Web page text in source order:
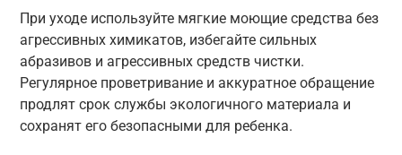
При уходе используйте мягкие моющие средства без
агрессивных химикатов, избегайте сильных
абразивов и агрессивных средств чистки.
Регулярное проветривание и аккуратное обращение
продлят срок службы экологичного материала и
сохранят его безопасными для ребенка.